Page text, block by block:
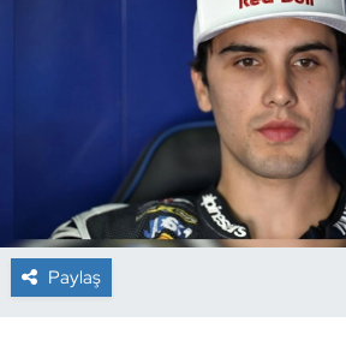
Paylaş
Curling
Dağcılık
Dans Sporları